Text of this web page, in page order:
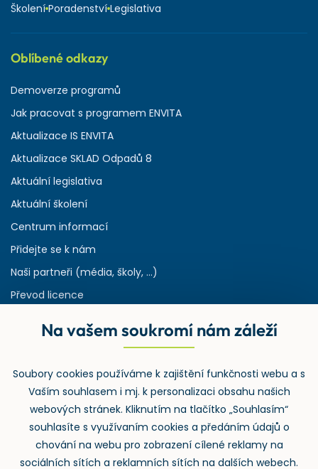
Školení Poradenství Legislativa
Oblíbené odkazy
Demoverze programů
Jak pracovat s programem ENVITA
Aktualizace IS ENVITA
Aktualizace SKLAD Odpadů 8
Aktuální legislativa
Aktuální školení
Centrum informací
Přidejte se k nám
Naši partneři (média, školy, ...)
Převod licence
Rejstřík používaných zkratek v odpadech
Zpětný odběr
Na vašem soukromí nám záleží
Soubory cookies používáme k zajištění funkčnosti webu a s
Vaším souhlasem i mj. k personalizaci obsahu našich
webových stránek. Kliknutím na tlačítko „Souhlasím“
souhlasíte s využívaním cookies a předáním údajů o
chování na webu pro zobrazení cílené reklamy na
sociálních sítích a reklamních sítích na dalších webech.